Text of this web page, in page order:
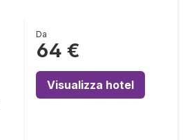
Da
64 €
Visualizza hotel